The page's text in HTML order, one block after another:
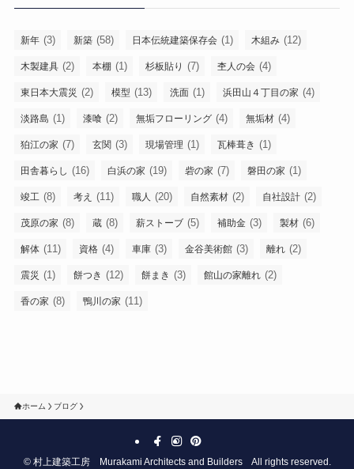
新年 (3) 新築 (58) 日本伝統建築保存会 (1) 木組み (12)
木製建具 (2) 本棚 (1) 杉板貼り (7) 杢人の会 (4)
東日本大震災 (2) 模型 (13) 洗面 (1) 浜田山４丁目の家 (4)
淡路島 (1) 漆喰 (2) 無垢フローリング (4) 無垢材 (4)
狛江の家 (7) 玄関 (3) 現場管理 (1) 瓦棒葺き (1)
田舎暮らし (16) 白浜の家 (19) 砦の家 (7) 磐田の家 (1)
竣工 (8) 考え (11) 職人 (20) 自然素材 (2) 自社設計 (2)
茂原の家 (8) 蔵 (8) 薪ストーブ (5) 補助金 (3) 製材 (6)
解体 (11) 資格 (4) 車庫 (3) 金谷美術館 (3) 離れ (2)
震災 (1) 餅つき (12) 餅まき (3) 館山の家離れ (2)
香の家 (8) 鴨川の家 (11)
ホーム ブログ
©村上建築工房 Murakami Architects and Builders All rights reserved.